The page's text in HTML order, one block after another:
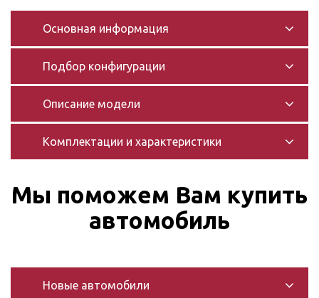
Основная информация
Подбор конфигурации
Описание модели
Комплектации и характеристики
Мы поможем Вам купить
автомобиль
Новые автомобили